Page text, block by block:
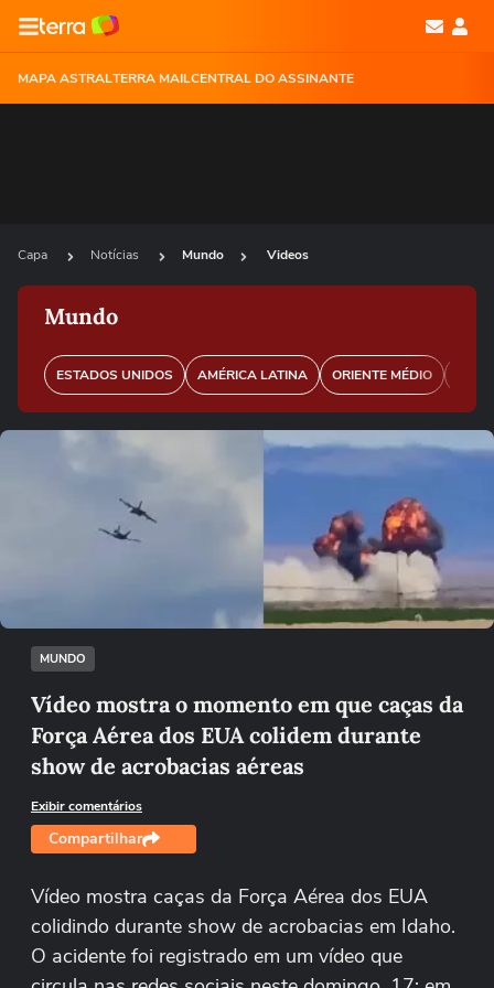
MAPA ASTRALTERRA MAILCENTRAL DO ASSINANTE
Capa Notícias Mundo Videos
Mundo
ESTADOS UNIDOS AMÉRICA LATINA ORIENTE MÉDIO
Não foi possível reproduzir o vídeo
Tentar novamente
MUNDO
Vídeo mostra o momento em que caças da
Força Aérea dos EUA colidem durante
show de acrobacias aéreas
Exibir comentários
Compartilhar
Vídeo mostra caças da Força Aérea dos EUA
colidindo durante show de acrobacias em Idaho.
O acidente foi registrado em um vídeo que